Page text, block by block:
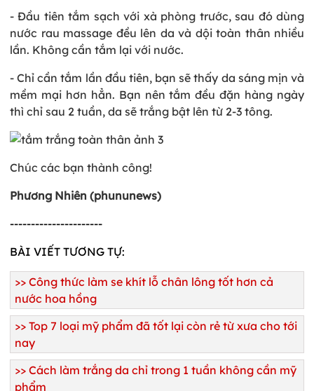
- Đầu tiên tắm sạch với xà phòng trước, sau đó dùng
nước rau massage đều lên da và dội toàn thân nhiều
lần. Không cần tắm lại với nước.
- Chỉ cần tắm lần đầu tiên, bạn sẽ thấy da sáng mịn và
mềm mại hơn hẳn. Bạn nên tắm đều đặn hàng ngày
thì chỉ sau 2 tuần, da sẽ trắng bật lên từ 2-3 tông.
Chúc các bạn thành công!
Phương Nhiên (phununews)
----------------------
BÀI VIẾT TƯƠNG TỰ:
>> Công thức làm se khít lỗ chân lông tốt hơn cả
nước hoa hồng
>> Top 7 loại mỹ phẩm đã tốt lại còn rẻ từ xưa cho tới
nay
>> Cách làm trắng da chỉ trong 1 tuần không cần mỹ
phẩm